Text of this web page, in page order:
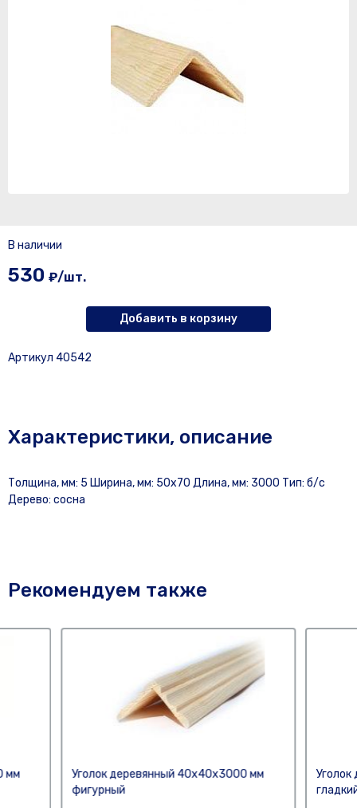
В наличии
530 ₽/шт.
Добавить в корзину
Артикул 40542
Характеристики, описание
Толщина, мм: 5 Ширина, мм: 50х70 Длина, мм: 3000 Тип: б/с
Дерево: сосна
Рекомендуем также
мм
Уголок деревянный 40х40х3000 мм
фигурный